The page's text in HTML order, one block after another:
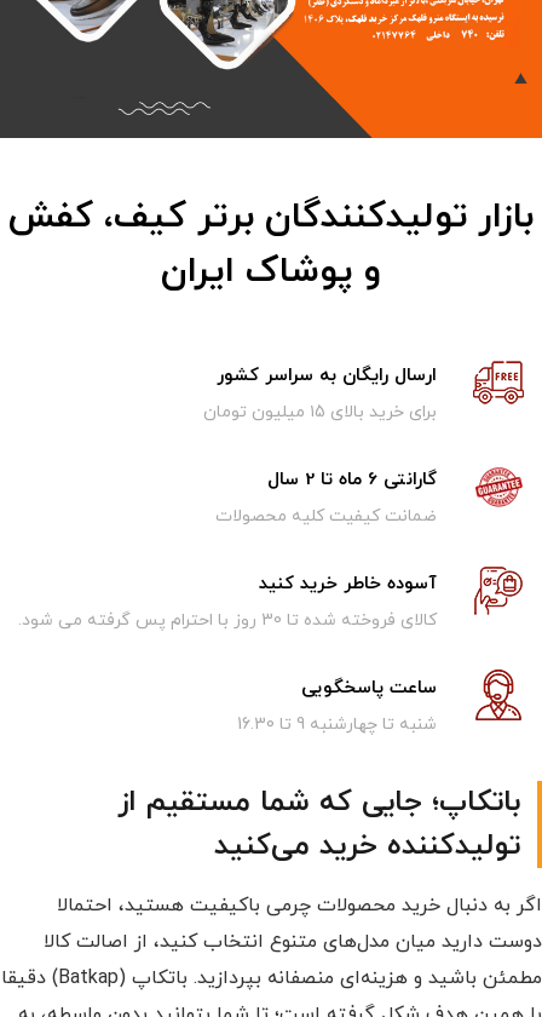
بازار تولیدکنندگان برتر کیف، کفش
و پوشاک ایران
ارسال رایگان به سراسر کشور
برای خرید بالای ۱5 میلیون تومان
گارانتی 6 ماه تا 2 سال
ضمانت کیفیت کلیه محصولات
آسوده خاطر خرید کنید
کالای فروخته شده تا 30 روز با احترام پس گرفته می شود.
ساعت پاسخگویی
شنبه تا چهارشنبه 9 تا 16.30
باتکاپ؛ جایی که شما مستقیم از
تولیدکننده خرید می‌کنید
اگر به دنبال خرید محصولات چرمی باکیفیت هستید، احتمالا
دوست دارید میان مدل‌های متنوع انتخاب کنید، از اصالت کالا
مطمئن باشید و هزینه‌ای منصفانه بپردازید. باتکاپ (Batkap) دقیقا